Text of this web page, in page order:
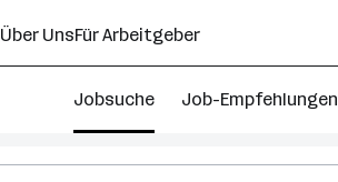
Über UnsFür Arbeitgeber
Jobsuche Job-Empfehlungen